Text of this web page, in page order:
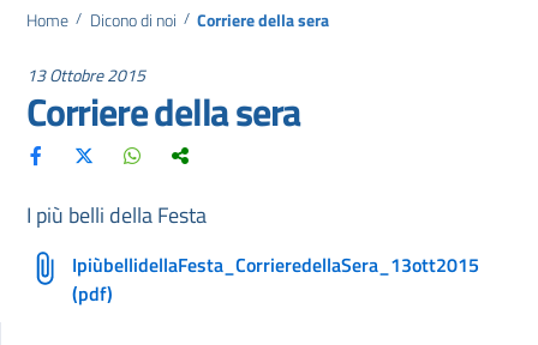
Home / Dicono di noi / Corriere della sera
13 Ottobre 2015
Corriere della sera
I più belli della Festa
IpiùbellidellaFesta_CorrieredellaSera_13ott2015
(pdf)